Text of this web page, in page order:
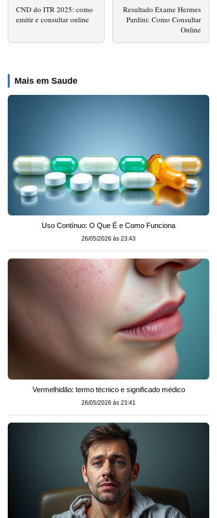
CND do ITR 2025: como
emitir e consultar online
Resultado Exame Hermes
Pardini: Como Consultar
Online
Mais em Saude
Uso Contínuo: O Que É e Como Funciona
26/05/2026 às 23:43
Vermelhidão: termo técnico e significado médico
26/05/2026 às 23:41